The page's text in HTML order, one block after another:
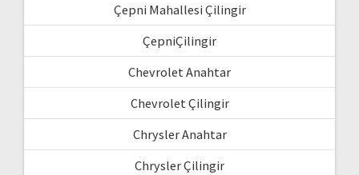
Çepni Mahallesi Çilingir
ÇepniÇilingir
Chevrolet Anahtar
Chevrolet Çilingir
Chrysler Anahtar
Chrysler Çilingir